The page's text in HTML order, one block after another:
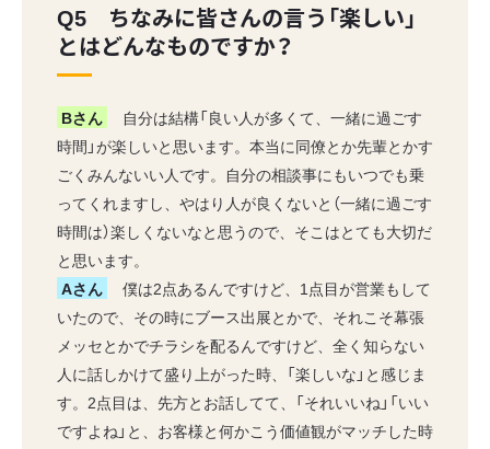
Q5 ちなみに皆さんの言う「楽しい」
とはどんなものですか？
Bさん
自分は結構「良い人が多くて、一緒に過ごす
時間」が楽しいと思います。本当に同僚とか先輩とかす
ごくみんないい人です。自分の相談事にもいつでも乗
ってくれますし、やはり人が良くないと（一緒に過ごす
時間は）楽しくないなと思うので、そこはとても大切だ
と思います。
Aさん
僕は2点あるんですけど、1点目が営業もして
いたので、その時にブース出展とかで、それこそ幕張
メッセとかでチラシを配るんですけど、全く知らない
人に話しかけて盛り上がった時、「楽しいな」と感じま
す。2点目は、先方とお話してて、「それいいね」「いい
ですよね」と、お客様と何かこう価値観がマッチした時